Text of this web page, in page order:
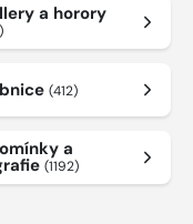
a horory
(412)
a
(1192)